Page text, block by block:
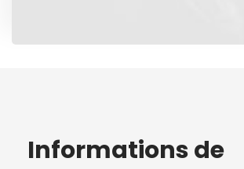
Informations de